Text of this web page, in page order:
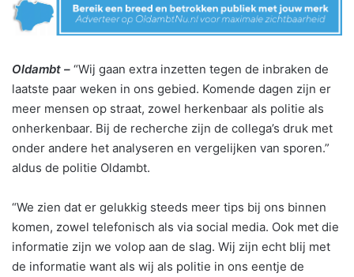
Oldambt – “Wij gaan extra inzetten tegen de inbraken de
laatste paar weken in ons gebied. Komende dagen zijn er
meer mensen op straat, zowel herkenbaar als politie als
onherkenbaar. Bij de recherche zijn de collega’s druk met
onder andere het analyseren en vergelijken van sporen.”
aldus de politie Oldambt.
“We zien dat er gelukkig steeds meer tips bij ons binnen
komen, zowel telefonisch als via social media. Ook met die
informatie zijn we volop aan de slag. Wij zijn echt blij met
de informatie want als wij als politie in ons eentje de